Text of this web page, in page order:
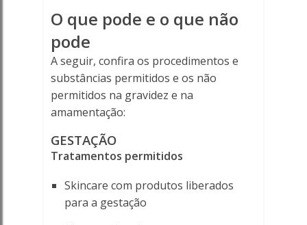
O que pode e o que não
pode
A seguir, confira os procedimentos e
substâncias permitidos e os não
permitidos na gravidez e na
amamentação:
GESTAÇÃO
Tratamentos permitidos
Skincare com produtos liberados
para a gestação